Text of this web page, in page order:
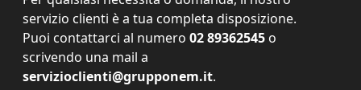
servizio clienti è a tua completa disposizione.
Puoi contattarci al numero 02 89362545 o
scrivendo una mail a
servizioclienti@grupponem.it.